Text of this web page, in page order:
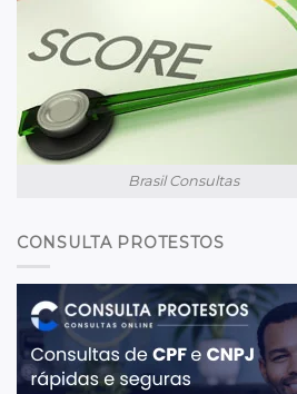
Brasil Consultas
CONSULTA PROTESTOS